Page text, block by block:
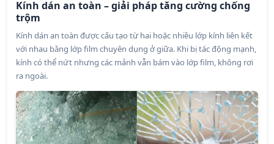
Kính dán an toàn – giải pháp tăng cường chống
trộm
Kính dán an toàn được cấu tạo từ hai hoặc nhiều lớp kính liên kết
với nhau bằng lớp film chuyên dụng ở giữa. Khi bị tác động mạnh,
kính có thể nứt nhưng các mảnh vẫn bám vào lớp film, không rơi
ra ngoài.